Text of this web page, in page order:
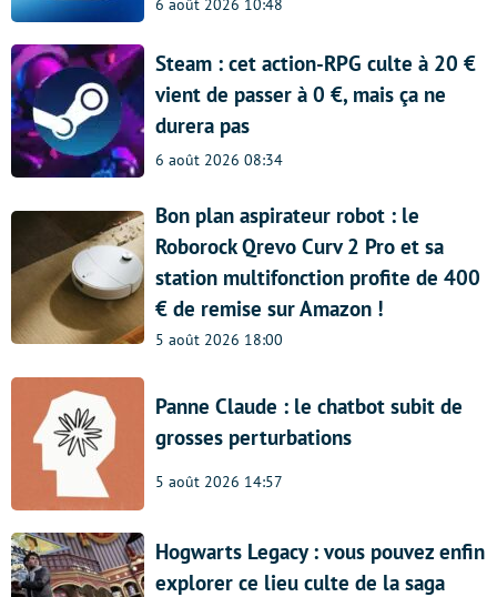
6 août 2026 10:48
Steam : cet action-RPG culte à 20 €
vient de passer à 0 €, mais ça ne
durera pas
6 août 2026 08:34
Bon plan aspirateur robot : le
Roborock Qrevo Curv 2 Pro et sa
station multifonction profite de 400
€ de remise sur Amazon !
5 août 2026 18:00
Panne Claude : le chatbot subit de
grosses perturbations
5 août 2026 14:57
Hogwarts Legacy : vous pouvez enfin
explorer ce lieu culte de la saga